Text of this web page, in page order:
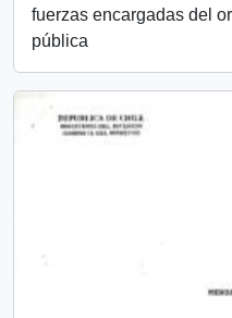
fuerzas encargadas del
pública